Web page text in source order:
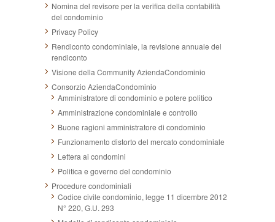
Nomina del revisore per la verifica della contabilità
del condominio
Privacy Policy
Rendiconto condominiale, la revisione annuale del
rendiconto
Visione della Community AziendaCondominio
Consorzio AziendaCondominio
Amministratore di condominio e potere politico
Amministrazione condominiale e controllo
Buone ragioni amministratore di condominio
Funzionamento distorto del mercato condominiale
Lettera ai condomini
Politica e governo del condominio
Procedure condominiali
Codice civile condominio, legge 11 dicembre 2012
N° 220, G.U. 293